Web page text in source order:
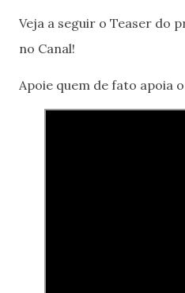
Veja a seguir o Teaser do
no Canal!
Apoie quem de fato apoia